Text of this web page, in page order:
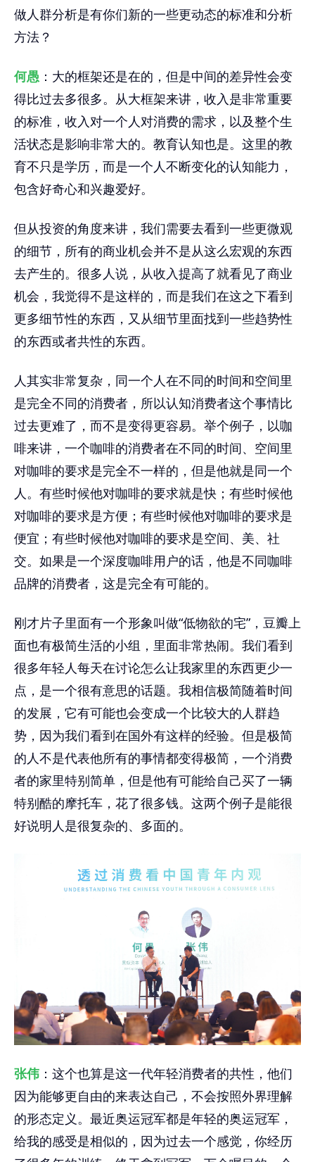
做人群分析是有你们新的一些更动态的标准和分析
方法？
何愚 ：大的框架还是在的，但是中间的差异性会变
得比过去多很多。从大框架来讲，收入是非常重要
的标准，收入对一个人对消费的需求，以及整个生
活状态是影响非常大的。教育认知也是。这里的教
育不只是学历，而是一个人不断变化的认知能力，
包含好奇心和兴趣爱好。
但从投资的角度来讲，我们需要去看到一些更微观
的细节，所有的商业机会并不是从这么宏观的东西
去产生的。很多人说，从收入提高了就看见了商业
机会，我觉得不是这样的，而是我们在这之下看到
更多细节性的东西，又从细节里面找到一些趋势性
的东西或者共性的东西。
人其实非常复杂，同一个人在不同的时间和空间里
是完全不同的消费者，所以认知消费者这个事情比
过去更难了，而不是变得更容易。举个例子，以咖
啡来讲，一个咖啡的消费者在不同的时间、空间里
对咖啡的要求是完全不一样的，但是他就是同一个
人。有些时候他对咖啡的要求就是快；有些时候他
对咖啡的要求是方便；有些时候他对咖啡的要求是
便宜；有些时候他对咖啡的要求是空间、美、社
交。如果是一个深度咖啡用户的话，他是不同咖啡
品牌的消费者，这是完全有可能的。
刚才片子里面有一个形象叫做“低物欲的宅”，豆瓣上
面也有极简生活的小组，里面非常热闹。我们看到
很多年轻人每天在讨论怎么让我家里的东西更少一
点，是一个很有意思的话题。我相信极简随着时间
的发展，它有可能也会变成一个比较大的人群趋
势，因为我们看到在国外有这样的经验。但是极简
的人不是代表他所有的事情都变得极简，一个消费
者的家里特别简单，但是他有可能给自己买了一辆
特别酷的摩托车，花了很多钱。这两个例子是能很
好说明人是很复杂的、多面的。
张伟 ：这个也算是这一代年轻消费者的共性，他们
因为能够更自由的来表达自己，不会按照外界理解
的形态定义。最近奥运冠军都是年轻的奥运冠军，
给我的感受是相似的，因为过去一个感觉，你经历